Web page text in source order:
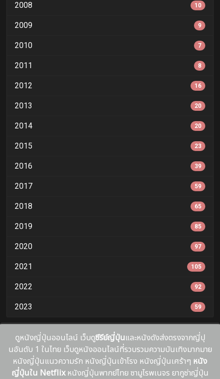
2008 10
2009 9
2010 7
2011 8
2012 16
2013 20
2014 20
2015 23
2016 39
2017 59
2018 65
2019 85
2020 97
2021 105
2022 92
2023 59
ดูหนังญี่ปุ่นออนไลน์ เว็บดูซีรีย์ญี่ปุ่นและหนังดังส่งตรงจากญี่ปุ
นอันดับ 1 ในไทย เว็บดูหนังออนไลน์ที่รวบรวมความบันเทิงมากมาย
หนังญี่ปุ่นแนวความรัก หนังญี่ปุ่นเข้าโรง หนังญี่ปุ่นเศร้าๆ หนัง
ญี่ปุ่นใน Netflixหนังญี่ปุ่นพากย์ไทย ซามูไรพเนจร ยากูซ่าญี่ปุ่น